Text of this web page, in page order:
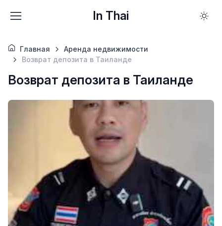
In Thai
Главная
Аренда недвижимости
Возврат депозита в Таиланде
Возврат депозита в Таиланде